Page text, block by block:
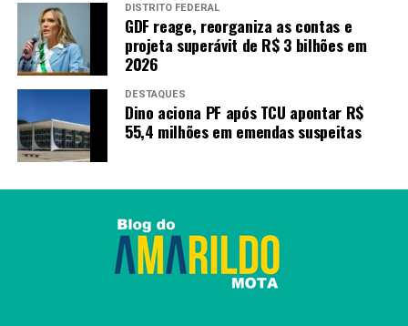
DISTRITO FEDERAL
GDF reage, reorganiza as contas e
projeta superávit de R$ 3 bilhões em
2026
DESTAQUES
Dino aciona PF após TCU apontar R$
55,4 milhões em emendas suspeitas